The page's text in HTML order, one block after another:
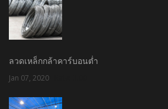
ลวดเหล็กกล้าคาร์บอนต่ำ
Jan 07, 2020